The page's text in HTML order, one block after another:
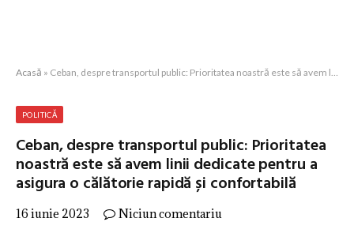
Acasă » Ceban, despre transportul public: Prioritatea noastră este să avem linii dedicate pentru a asigura o călătorie rapidă și confortabilă
POLITICĂ
Ceban, despre transportul public: Prioritatea
noastră este să avem linii dedicate pentru a
asigura o călătorie rapidă și confortabilă
16 iunie 2023 Niciun comentariu